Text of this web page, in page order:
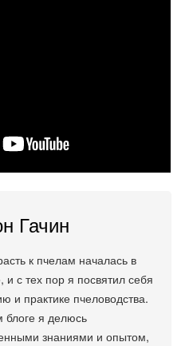
Гачин
к пчелам началась в
и с тех пор я посвятил себя
и практике пчеловодства.
блоге я делюсь
знаниями и опытом,